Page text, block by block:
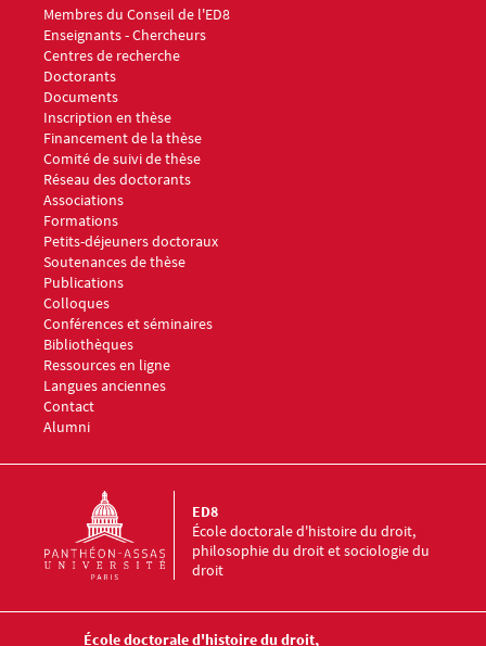
Menu footer ED8 1
Membres du Conseil de l'ED8
Enseignants - Chercheurs
Centres de recherche
Doctorants
Documents
Menu footer ED8 2
Inscription en thèse
Financement de la thèse
Comité de suivi de thèse
Réseau des doctorants
Associations
Menu footer ED8 3
Formations
Petits-déjeuners doctoraux
Soutenances de thèse
Publications
Colloques
Conférences et séminaires
Menu footer ED8 4
Bibliothèques
Ressources en ligne
Langues anciennes
Menu footer ED8 5
Contact
Alumni
École doctorale d'histoire du droit,
philosophie du droit et sociologie du
droit
ED8
École doctorale d'histoire du droit,